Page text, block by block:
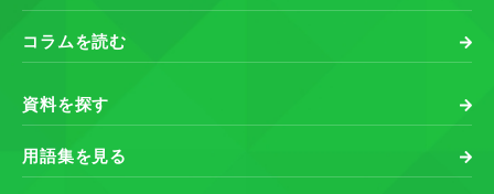
コラムを読む
資料を探す
用語集を見る